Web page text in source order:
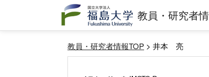
教員・研究者
教員・研究者情報TOP > 井本 亮